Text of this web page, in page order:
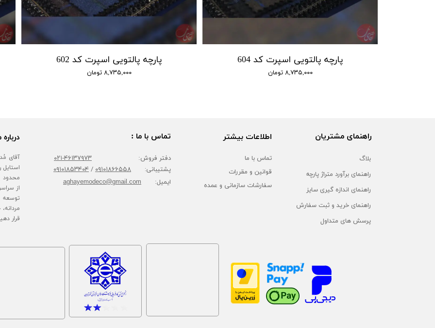
پارچه پالتویی اسپرت کد 602
۸,۷۳۵,۰۰۰ تومان
پارچه پالتویی اسپرت کد 604
۸,۷۳۵,۰۰۰ تومان
درباره
محدود
از
قرار
راهنمای مشتریان
بلاگ
راهنمای برآورد متراژ پارچه
راهنمای اندازه گیری سایز
راهنمای خرید و ثبت سفارش
پرسش های متداول
اطلاعات بیشتر
تماس با ما
قوانین و مقررات
سفارشات سازمانی و عمده
تماس با ما :
دفتر فروش: ۴۶۱۳۷۹۷۳-۰۲۱
پشتیبانی: ۰۹۱۰۱۸۶۶۵۵۸/۰۹۱۰۱۸۵۳۴۰۴
ایمیل: aghayemodeco@gmail.com